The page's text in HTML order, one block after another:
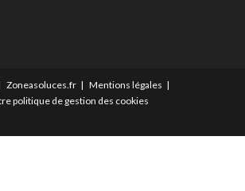
Zoneasoluces.fr
Mentions légales
politique de gestion des cookies